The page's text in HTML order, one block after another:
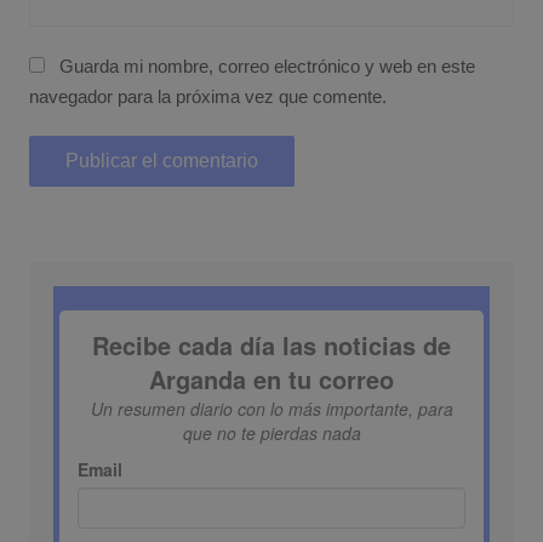
Guarda mi nombre, correo electrónico y web en este
navegador para la próxima vez que comente.